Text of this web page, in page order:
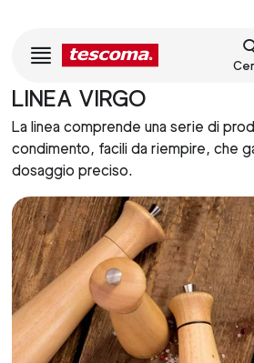
LINEA VIRGO
La linea comprende una serie di
condimento, facili da riempire, che
dosaggio preciso.